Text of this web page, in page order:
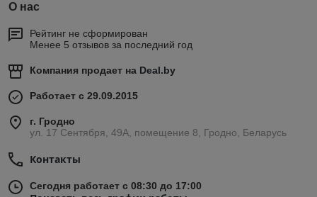
О нас
Рейтинг не сформирован
Менее 5 отзывов за последний год
Компания продает на Deal.by
Работает с 29.09.2015
г. Гродно
ул. 17 Сентября, 49А, помещение 8, Гродно, Беларусь
Контакты
Сегодня работает с 08:30 до 17:00